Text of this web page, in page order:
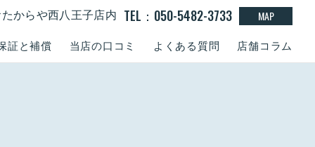
証と補償 当店の口コミ よくある質問 店舗コラム
からや西八王子店内 TEL：050-5482-3733 MAP